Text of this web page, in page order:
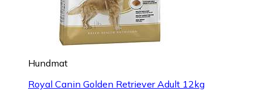
Hundmat
Royal Canin Golden Retriever Adult 12kg